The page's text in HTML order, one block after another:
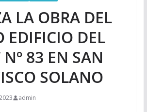
LA OBRA DEL
EDIFICIO DEL
Nº 83 EN SAN
SOLANO
admin